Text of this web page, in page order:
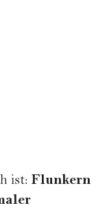
ist: Flunkern